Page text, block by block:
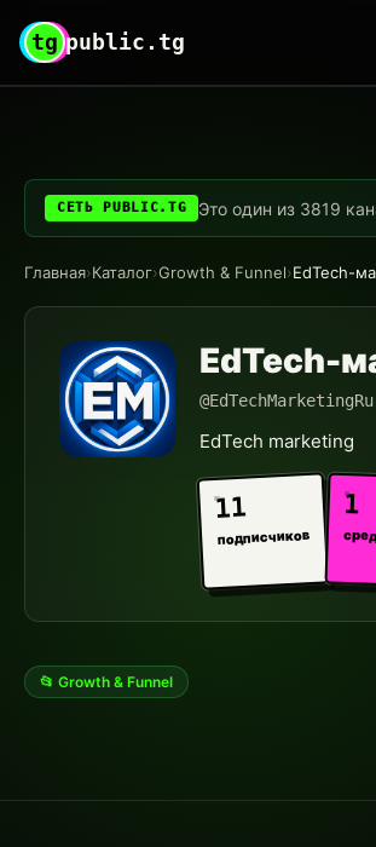
tg public.tg
СЕТЬ PUBLIC.TG Это один из 3819
Главная›Каталог›Growth & Funnel›EdTech-
EdTech-
EdTech marketing
11
подписчиков
1
📂 Growth & Funnel